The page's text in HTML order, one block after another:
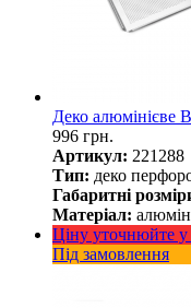
Деко алюмінієве
996 грн.
Артикул: 221288
Тип: деко
Габаритні
Матеріал:
Ціну уточнюйте
Під замовлення